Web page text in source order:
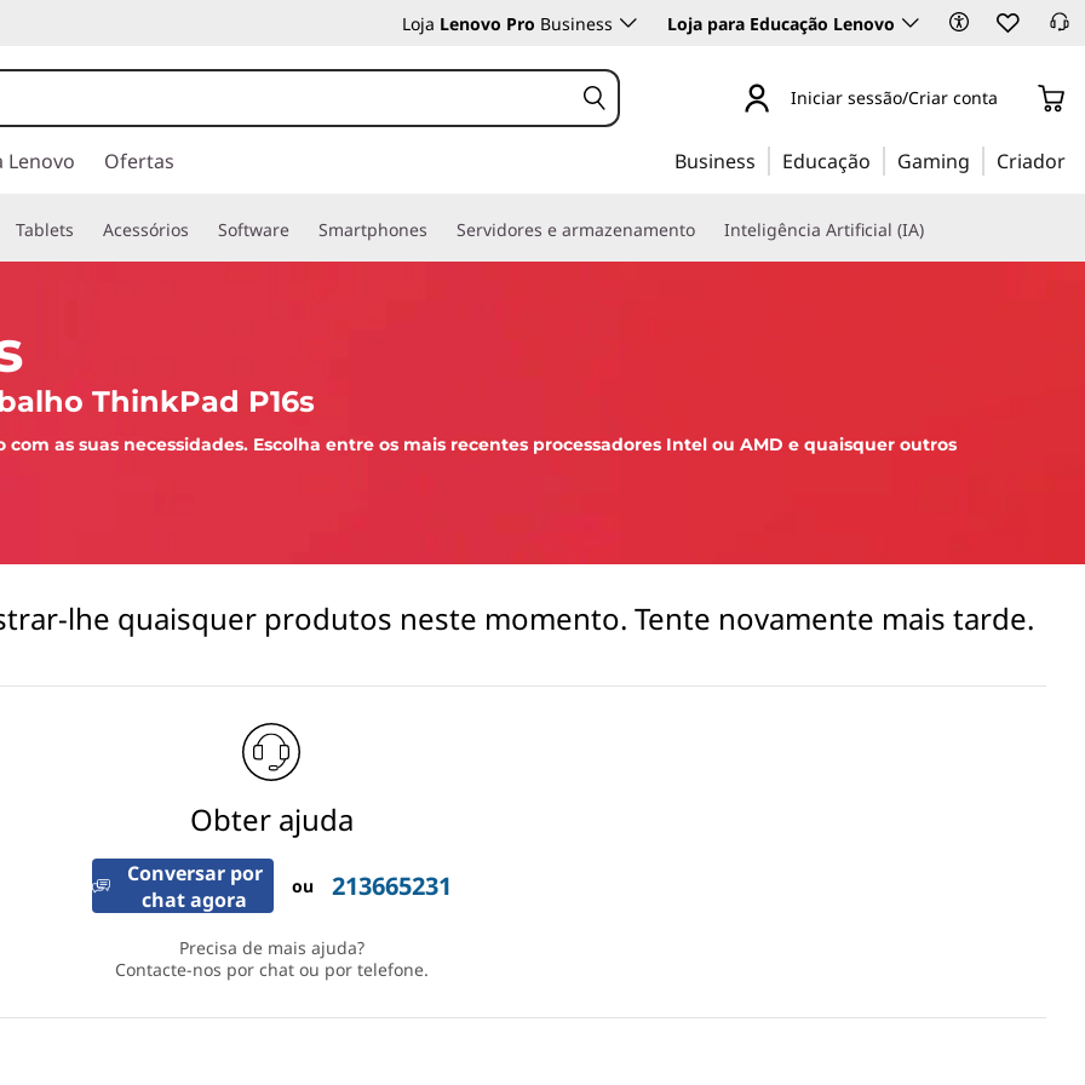
Loja Lenovo Pro Business Loja para Educação Lenovo
Iniciar sessão/Criar conta
Lenovo Ofertas Business Educação Gaming Criador
Tablets Acessórios Software Smartphones Servidores e armazenamento Inteligência Artificial (IA)
ThinkPad P16s
as suas necessidades. Escolha entre os mais recentes processadores Intel ou AMD e quaisquer outros
lhe quaisquer produtos neste momento. Tente novamente mais tarde.
Obter ajuda
Conversar por
chat agora
ou 213665231
Precisa de mais ajuda?
Contacte-nos por chat ou por telefone.